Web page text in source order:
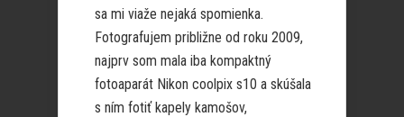
sa mi viaže nejaká spomienka.
Fotografujem približne od roku 2009,
najprv som mala iba kompaktný
fotoaparát Nikon coolpix s10 a skúšala
s ním fotiť kapely kamošov,